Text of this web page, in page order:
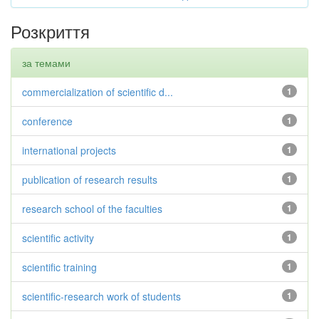
Розкриття
за темами
1
commercialization of scientific d...
1
conference
1
international projects
1
publication of research results
1
research school of the faculties
1
scientific activity
1
scientific training
1
scientific-research work of students